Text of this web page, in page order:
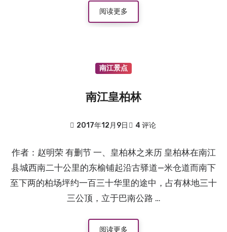
阅读更多
南江景点
南江皇柏林
2017年12月9日 4 评论
作者：赵明荣 有删节 一、皇柏林之来历 皇柏林在南江
县城西南二十公里的东榆铺起沿古驿道—米仓道而南下
至下两的柏场坪约一百三十华里的途中，占有林地三十
三公顶，立于巴南公路 …
阅读更多